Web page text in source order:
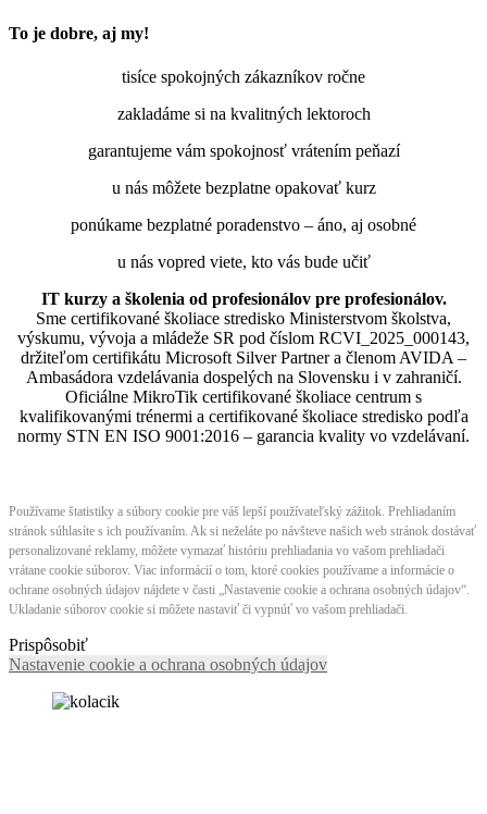
To je dobre, aj my!
tisíce spokojných zákazníkov ročne
zakladáme si na kvalitných lektoroch
garantujeme vám spokojnosť vrátením peňazí
u nás môžete bezplatne opakovať kurz
ponúkame bezplatné poradenstvo – áno, aj osobné
u nás vopred viete, kto vás bude učiť
IT kurzy a školenia od profesionálov pre profesionálov.
Sme certifikované školiace stredisko Ministerstvom školstva,
výskumu, vývoja a mládeže SR pod číslom RCVI_2025_000143,
držiteľom certifikátu Microsoft Silver Partner a členom AVIDA –
Ambasádora vzdelávania dospelých na Slovensku i v zahraničí.​​​​​​​​​​​​​​​​
Oficiálne MikroTik certifikované školiace centrum s
kvalifikovanými trénermi ​​​​​​​​​​a certifikované školiace stredisko podľa
normy STN EN ISO 9001:2016 – garancia kvality vo vzdelávaní.
Používame štatistiky a súbory cookie pre váš lepší používateľský zážitok. Prehliadaním
stránok súhlasíte s ich používaním. Ak si neželáte po návšteve našich web stránok dostávať
personalizované reklamy, môžete vymazať históriu prehliadania vo vašom prehliadači
vrátane cookie súborov. Viac informácií o tom, ktoré cookies používame a informácie o
ochrane osobných údajov nájdete v časti „Nastavenie cookie a ochrana osobných údajov“.
Ukladanie súborov cookie si môžete nastaviť či vypnúť vo vašom prehliadači.
Prispôsobiť
Nastavenie cookie a ochrana osobných údajov